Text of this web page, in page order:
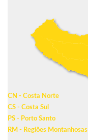
CN - Costa Norte
CS - Costa Sul
PS - Porto Santo
RM - Regiões Montanhosas